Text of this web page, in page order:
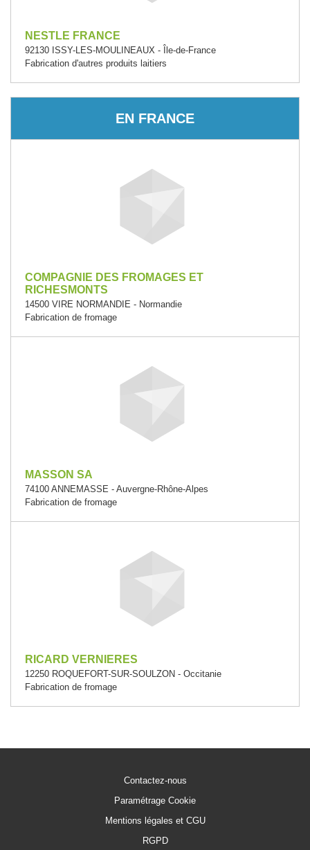
NESTLE FRANCE
92130 ISSY-LES-MOULINEAUX - Île-de-France
Fabrication d'autres produits laitiers
EN FRANCE
COMPAGNIE DES FROMAGES ET
RICHESMONTS
14500 VIRE NORMANDIE - Normandie
Fabrication de fromage
MASSON SA
74100 ANNEMASSE - Auvergne-Rhône-Alpes
Fabrication de fromage
RICARD VERNIERES
12250 ROQUEFORT-SUR-SOULZON - Occitanie
Fabrication de fromage
Contactez-nous
Paramétrage Cookie
Mentions légales et CGU
RGPD